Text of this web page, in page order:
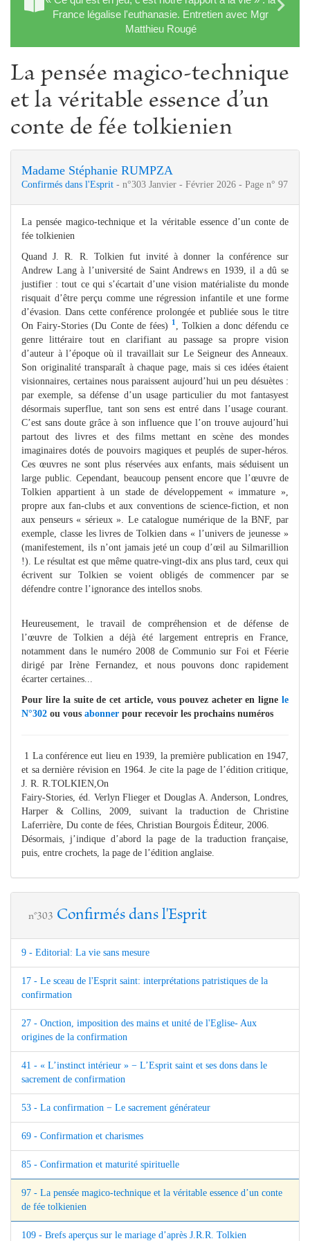
France légalise l'euthanasie. Entretien avec Mgr
Matthieu Rougé
La pensée magico-technique
et la véritable essence d’un
conte de fée tolkienien
Madame Stéphanie RUMPZA
Confirmés dans l'Esprit - n°303 Janvier - Février 2026 - Page n° 97
La pensée magico-technique et la véritable essence d’un conte de
fée tolkienien
Quand J. R. R. Tolkien fut invité à donner la conférence sur
Andrew Lang à l’université de Saint Andrews en 1939, il a dû se
justifier : tout ce qui s’écartait d’une vision matérialiste du monde
risquait d’être perçu comme une régression infantile et une forme
d’évasion. Dans cette conférence prolongée et publiée sous le titre
On Fairy-Stories (Du Conte de fées)
1
, Tolkien a donc défendu ce
genre littéraire tout en clarifiant au passage sa propre vision
d’auteur à l’époque où il travaillait sur Le Seigneur des Anneaux.
Son originalité transparaît à chaque page, mais si ces idées étaient
visionnaires, certaines nous paraissent aujourd’hui un peu désuètes :
par exemple, sa défense d’un usage particulier du mot fantasyest
désormais superflue, tant son sens est entré dans l’usage courant.
C’est sans doute grâce à son influence que l’on trouve aujourd’hui
partout des livres et des films mettant en scène des mondes
imaginaires dotés de pouvoirs magiques et peuplés de super-héros.
Ces œuvres ne sont plus réservées aux enfants, mais séduisent un
large public. Cependant, beaucoup pensent encore que l’œuvre de
Tolkien appartient à un stade de développement « immature »,
propre aux fan-clubs et aux conventions de science-fiction, et non
aux penseurs « sérieux ». Le catalogue numérique de la BNF, par
exemple, classe les livres de Tolkien dans « l’univers de jeunesse »
(manifestement, ils n’ont jamais jeté un coup d’œil au Silmarillion
!). Le résultat est que même quatre-vingt-dix ans plus tard, ceux qui
écrivent sur Tolkien se voient obligés de commencer par se
défendre contre l’ignorance des intellos snobs.
Heureusement, le travail de compréhension et de défense de
l’œuvre de Tolkien a déjà été largement entrepris en France,
notamment dans le numéro 2008 de Communio sur Foi et Féerie
dirigé par Irène Fernandez, et nous pouvons donc rapidement
écarter certaines...
Pour lire la suite de cet article, vous pouvez acheter en ligne le
N°302 ou vous abonner pour recevoir les prochains numéros
1 La conférence eut lieu en 1939, la première publication en 1947,
et sa dernière révision en 1964. Je cite la page de l’édition critique,
J. R. R.TOLKIEN,On
Fairy-Stories, éd. Verlyn Flieger et Douglas A. Anderson, Londres,
Harper & Collins, 2009, suivant la traduction de Christine
Laferrière, Du conte de fées, Christian Bourgois Éditeur, 2006.
Désormais, j’indique d’abord la page de la traduction française,
puis, entre crochets, la page de l’édition anglaise.
n°303 Confirmés dans l'Esprit
9 - Editorial: La vie sans mesure
17 - Le sceau de l'Esprit saint: interprétations patristiques de la
confirmation
27 - Onction, imposition des mains et unité de l'Eglise- Aux
origines de la confirmation
41 - « L’instinct intérieur » − L’Esprit saint et ses dons dans le
sacrement de confirmation
53 - La confirmation − Le sacrement générateur
69 - Confirmation et charismes
85 - Confirmation et maturité spirituelle
97 - La pensée magico-technique et la véritable essence d’un conte
de fée tolkienien
109 - Brefs aperçus sur le mariage d’après J.R.R. Tolkien